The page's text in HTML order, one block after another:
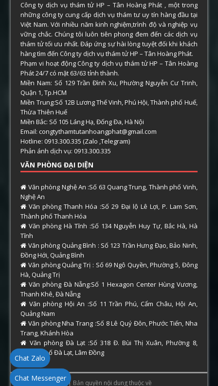
Công ty dịch vụ thám tử HP – Tân Hoàng Phát , một trong
những công ty cung cấp dịch vụ thám tư uy tín hàng đầu tại
Việt Nam. Với nhiều năm kinh nghiệm,trình độ và nghiệp vụ
vững chắc. Chúng tôi luôn tiên phong đem đến các dịch vụ
thám tử tối ưu nhất. Đáp ứng sự hài lòng tuyệt đối khi khách
hàng tìm đến Công ty dịch vụ thám tử HP – Tân Hoàng Phát.
Phạm vi hoạt động Công ty dịch vụ thám tử HP – Tân Hoàng
Phát 24/7 có mặt 63/63 tỉnh thành.
Miền Nam: Số 129 Trần Đình Xu, Phường Nguyễn Cư Trinh,
Quận 1, Tp.HCM
Miền Trung:Số 12B Lương Thế Vinh, Phú Hội, Thành phố Huế,
Thừa Thiên Huế
Miền Bắc: Số 105 Láng Hạ, Đống Đa, Hà Nội
Email: congtythamtutanhoangphat@gmail.com
Hotline: 0913.300.335 (Zalo ,Telegram)
Phản ánh dịch vụ: 0913.300.335
VĂN PHÒNG ĐẠI DIỆN
Văn phòng Nghệ An :Số 63 Quang Trung, Thành phố Vinh,
Nghệ An
Văn phòng Thanh Hóa :Số 29 Đại lộ Lê Lợi, P. Lam Sơn,
Thành phố Thanh Hóa
Văn phòng Hà Tĩnh :Số 134 Nguyễn Huy Tự, Bắc Hà, Hà
Tĩnh
Văn phòng Quảng Bình : Số 123 Trần Hưng Đạo, Bảo Ninh,
Đồng Hới, Quảng Bình
Văn phòng Quảng Trị : Số 69 Ngô Quyền, Phường 5, Đông
Hà, Quảng Trị
Văn phòng Đà Nẵng:Số 1 Hexagon Center Hùng Vương,
Thanh Khê, Đà Nẵng
Văn phòng Hội An :Số 11 Trần Phú, Cẩm Châu, Hội An,
Quảng Nam
Văn phòng Nha Trang :Số 8 Lê Quý Đôn, Phước Tiến, Nha
Trang, Khánh Hòa
Văn phòng Đà Lạt :Số 318 Đ. Bùi Thị Xuân, Phường 8,
Thành phố Đà Lạt, Lâm Đồng
Copyright © 2026 | Bản quyền nội dung thuộc về
Chat Zalo
Chat Messenger